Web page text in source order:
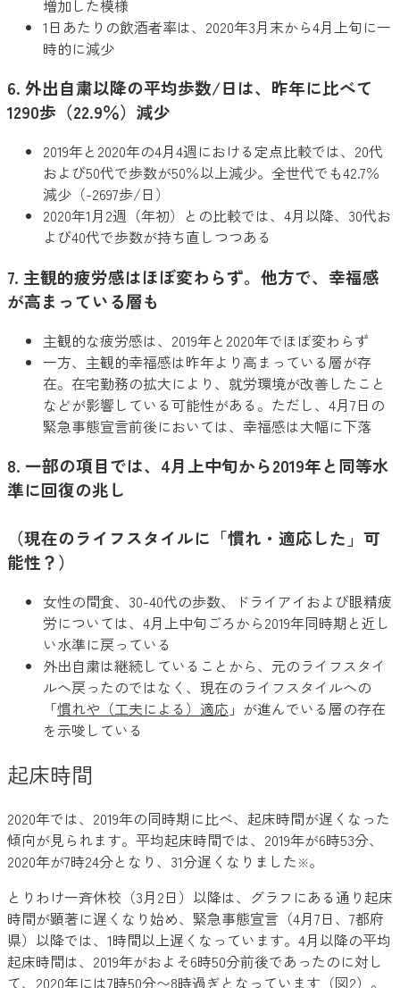
増加した模様
1日あたりの飲酒者率は、2020年3月末から4月上旬に一
時的に減少
6. 外出自粛以降の平均歩数/日は、昨年に比べて
1290歩（22.9％）減少
2019年と2020年の4月4週における定点比較では、20代
および50代で歩数が50％以上減少。全世代でも42.7％
減少（-2697歩/日）
2020年1月2週（年初）との比較では、4月以降、30代お
よび40代で歩数が持ち直しつつある
7. 主観的疲労感はほぼ変わらず。他方で、幸福感
が高まっている層も
主観的な疲労感は、2019年と2020年でほぼ変わらず
一方、主観的幸福感は昨年より高まっている層が存
在。在宅勤務の拡大により、就労環境が改善したこと
などが影響している可能性がある。ただし、4月7日の
緊急事態宣言前後においては、幸福感は大幅に下落
8. 一部の項目では、4月上中旬から2019年と同等水
準に回復の兆し
（現在のライフスタイルに「慣れ・適応した」可
能性？）
女性の間食、30-40代の歩数、ドライアイおよび眼精疲
労については、4月上中旬ごろから2019年同時期と近し
い水準に戻っている
外出自粛は継続していることから、元のライフスタイ
ルへ戻ったのではなく、現在のライフスタイルへの
「慣れや（工夫による）適応 」が進んでいる層の存在
を示唆している
起床時間
2020年では、2019年の同時期に比べ、起床時間が遅くなった
傾向が見られます。平均起床時間では、2019年が6時53分、
2020年が7時24分となり、31分遅くなりました ※。
とりわけ一斉休校（3月2日）以降は、グラフにある通り起床
時間が顕著に遅くなり始め、緊急事態宣言（4月7日、7都府
県）以降では、1時間以上遅くなっています。4月以降の平均
起床時間は、2019年がおよそ6時50分前後であったのに対し
て、2020年には7時50分〜8時過ぎとなっています（図2）。